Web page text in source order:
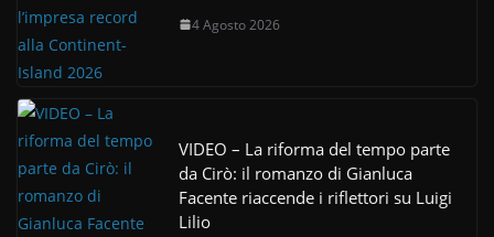
4 Agosto 2026
VIDEO – La riforma del tempo parte
da Cirò: il romanzo di Gianluca
Facente riaccende i riflettori su Luigi
Lilio